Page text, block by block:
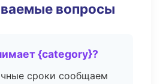
вопросы
{category}?
сроки сообщаем